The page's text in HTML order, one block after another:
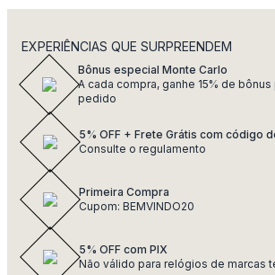
EXPERIÊNCIAS QUE SURPREENDEM
Bônus especial Monte Carlo
A cada compra, ganhe 15% de
pedido
5% OFF + Frete Grátis com código
Consulte o regulamento
Primeira Compra
Cupom: BEMVINDO20
5% OFF com PIX
Não válido para relógios de marcas